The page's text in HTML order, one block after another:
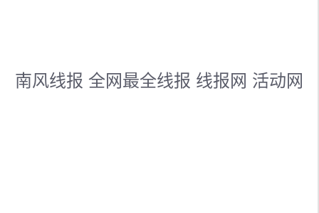
南风线报 全网最全线报 线报网 活动网